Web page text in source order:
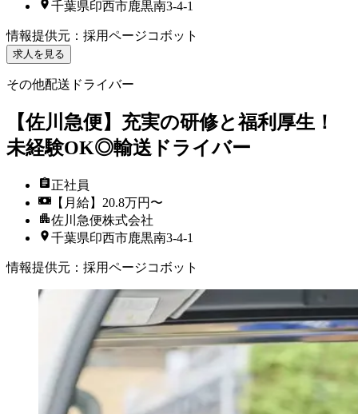
千葉県印西市鹿黒南3-4-1
情報提供元 ： 採用ページコボット
求人を見る
その他配送ドライバー
【佐川急便】充実の研修と福利厚生！
未経験OK◎輸送ドライバー
正社員
【月給】20.8万円〜
佐川急便株式会社
千葉県印西市鹿黒南3-4-1
情報提供元 ： 採用ページコボット